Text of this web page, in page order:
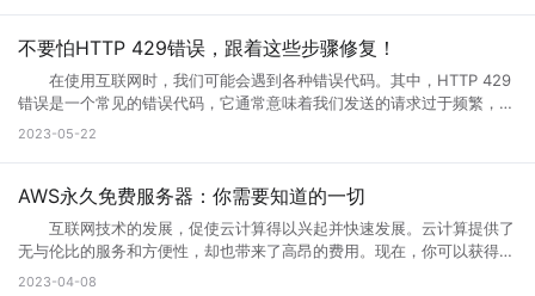
网站问题，也有可能只是网站正在升级，升级也是为了更好的保证用户访
问以及使用体验。当然也是为了安全性能，服务器软件功能会随着版本的
更新而提升。当现有的网站功能不能满足访问需求的时候也会及时升级提
未正确配置，则会导致出现502错误。如果代理服务器或网关未得到正确
配置，将无法正常地从上游服务器获取响应。 3、网络连接问题
果您的互联网连接出现问题或受到网络中断的干扰，则可能导致您的请求
无法成功连接到代理服务器或网关，这会导致错误代码502的出现。
三、如何解决错误代码502 1、刷新页面 首先尝试刷新网页。因
您的网络连接是否正常。您可以尝试与其他网站进行通信，以确定问题是
否出现在本地网络连接中。如果您的其他网站可以工作，但一个特定的网
站不起作用，那么很可能是这个网站出现了502错误。 3、清除浏览
的网站做大做强的，当网站的流量高了以后网站的后台服务器可能无法接
问网站。 2、 网站营运一段时间后，由于网络技术的发展以及网络服
务器环境的改变，原网页可能出现兼容性、功能与用户体验上的缺陷，为
了更长远的发展就需要升级访问页面了。 3、 现在的网络发展很快，
对于网站优化：网站进行META标记优化,W3C标准优化,搜索引擎优化等
合理优化操作，使网站在页面的布局、结构与内容方面都对用户与搜索引
站的安全与维护：页面安全方面的升级能有效的防止黑客入侵，造成网站
破坏，数据损坏，商业机密泄露，客户资料丢失等损失;页面升级对于内
容更新调整，网页X信息清理，网络速度提升等网站维护操作;定期检查企
各种类型的应用程序或服务，包括网页应用、在线商店、社交媒体平台、
Google Chrome、Mozilla Firefox、Microsoft Edge等）在用户的计算
机或移动设备上运行。Web端的优势之一是它的跨平台性，因为用户只需
要一个支持Web浏览器的设备即可访问和使用。 这意味着无论是在桌
面电脑、笔记本电脑、平板电脑还是智能手机上，只需打开浏览器并输入
本地应用程序，Web端的应用程序不需要在用户设备上安装，而是通过互
联网直接提供服务。这使得Web端应用程序的更新和维护更加方便，用户
可以享受到实时的功能更新和改进。 web主要包括哪三个方面？
不要怕HTTP 429错误，跟着这些步骤修复！
在使用互联网时，我们可能会遇到各种错误代码。其中，HTTP 429
错误是一个常见的错误代码，它通常意味着我们发送的请求过于频繁，服
务器无法响应。那么你知道什么是HTTP 429错误?HTTP 429错误如何修
户端发送的请求次数过于频繁。这种错误通常发生在需要进行频繁请求的
返回一个状态码，用于表示请求的结果。HTTP 429错误对应的状态码是
429。当客户端发送的请求超过服务器限制时，服务器就会返回这个状态
码。 二、为什么会出现HTTP 429错误? HTTP 429错误通常是由
2023-05-22
AWS永久免费服务器：你需要知道的一切
互联网技术的发展，促使云计算得以兴起并快速发展。云计算提供了
无与伦比的服务和方便性，却也带来了高昂的费用。现在，你可以获得一
些AWS永久免费服务器，使你能够在开发和测试新的应用程序时节省不少
2023-04-08